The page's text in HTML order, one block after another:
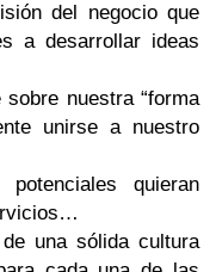
del negocio que
a desarrollar ideas
nuestra “forma
unirse a nuestro
quieran
una sólida cultura